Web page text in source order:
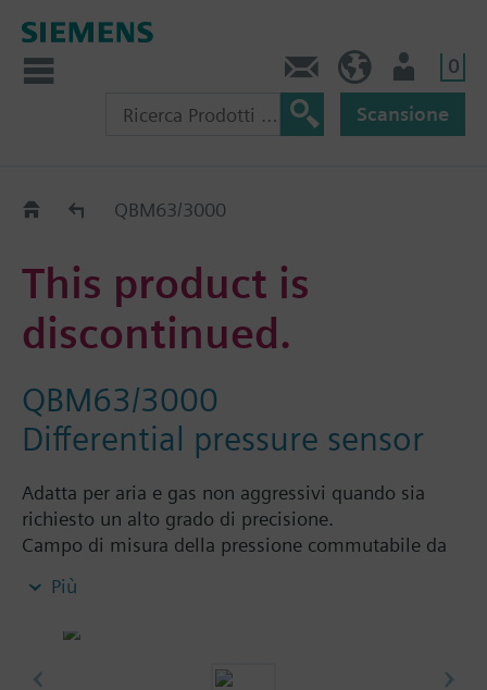
0
Scansione
Old2NewQBM63/3000
This product is
discontinued.
QBM63/3000
Differential pressure sensor
Adatta per aria e gas non aggressivi quando sia
richiesto un alto grado di precisione.
Campo di misura della pressione commutabile da
Fornitura senza set di montaggio e senza tubetti di
collegamento.
Più